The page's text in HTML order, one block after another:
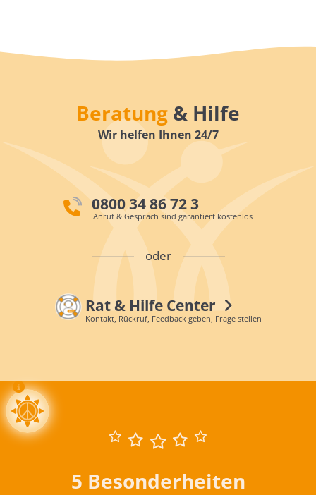
Beratung & Hilfe
Wir helfen Ihnen 24/7
0800 34 86 72 3
Anruf & Gespräch sind garantiert kostenlos
oder
Rat & Hilfe Center
Kontakt, Rückruf, Feedback geben, Frage stellen
5 Besonderheiten